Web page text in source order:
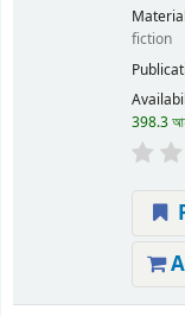
fiction
398.3